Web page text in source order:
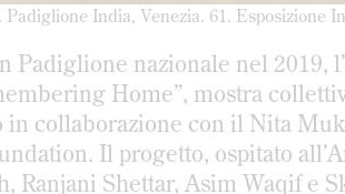
Padiglione India, Venezia. 61. Esposizione
Padiglione nazionale nel 2019,
Home”, mostra
collaborazione con il Nita
Il progetto, ospitato
Ranjani Shettar, Asim Waqif e